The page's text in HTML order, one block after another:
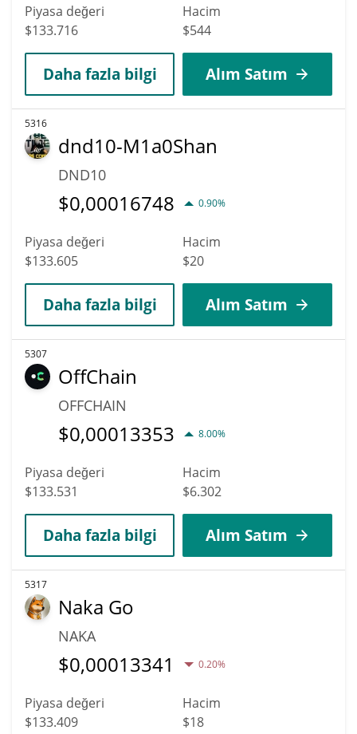
Piyasa değeri
$133.716
Hacim
$544
Daha fazla bilgi Alım Satım
5316
dnd10-M1a0Shan
DND10
$0,00016748 0.90%
Piyasa değeri
$133.605
Hacim
$20
Daha fazla bilgi Alım Satım
5307
OffChain
OFFCHAIN
$0,00013353 8.00%
Piyasa değeri
$133.531
Hacim
$6.302
Daha fazla bilgi Alım Satım
5317
Naka Go
NAKA
$0,00013341 0.20%
Piyasa değeri
$133.409
Hacim
$18